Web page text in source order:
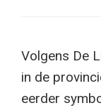
Volgens De
in de
eerder